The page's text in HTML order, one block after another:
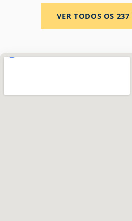
VER TODOS OS 237